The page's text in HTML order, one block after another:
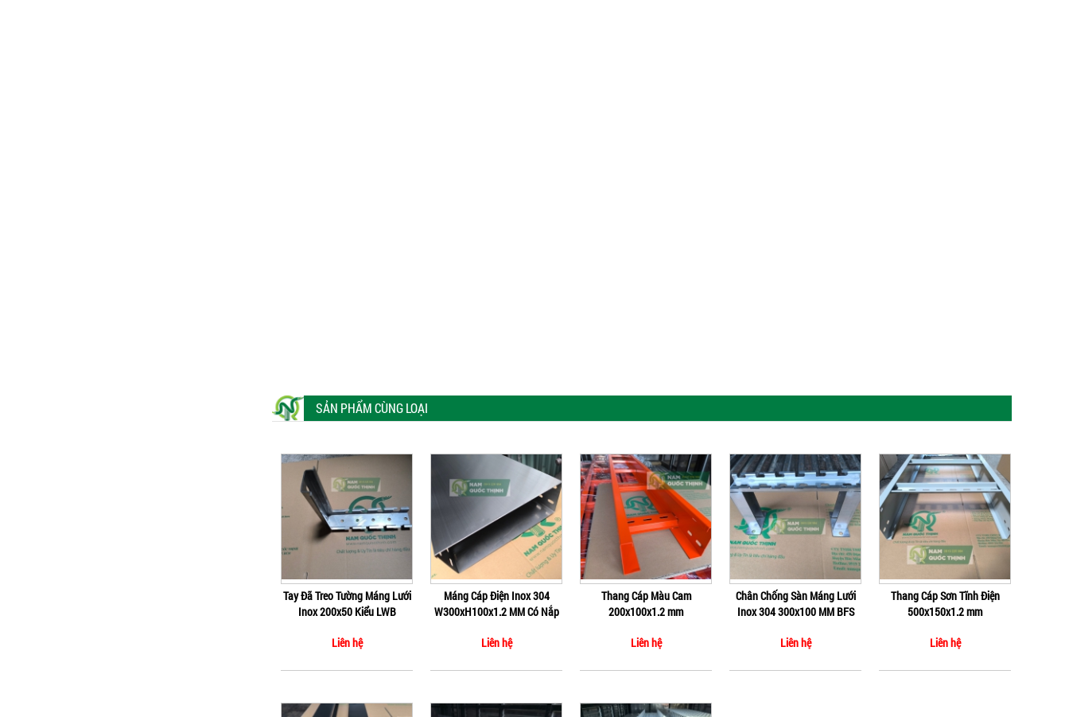
SẢN PHẨM CÙNG LOẠI
Tay Đã Treo Tường Máng Lưới
Inox 200x50 Kiểu LWB
Liên hệ
Máng Cáp Điện Inox 304
W300xH100x1.2 MM Có Nắp
Liên hệ
Thang Cáp Màu Cam
200x100x1.2 mm
Liên hệ
Chân Chống Sàn Máng Lưới
Inox 304 300x100 MM BFS
Liên hệ
Thang Cáp Sơn Tĩnh Điện
500x150x1.2 mm
Liên hệ